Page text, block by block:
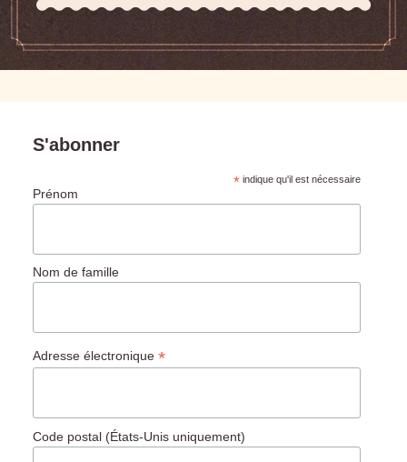
S'abonner
*indique qu'il est nécessaire
Prénom
Nom de famille
Adresse électronique *
Code postal (États-Unis uniquement)